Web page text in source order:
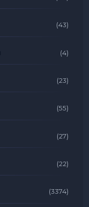
(43)
(4)
(23)
(55)
(27)
(22)
(3374)